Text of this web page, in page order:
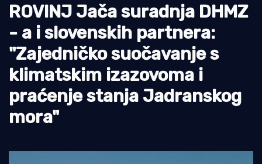
Ekologija
Tradicija i kultura
ROVINJ Jača suradnja DHMZ
- a i slovenskih partnera:
"Zajedničko suočavanje s
klimatskim izazovoma i
praćenje stanja Jadranskog
mora"